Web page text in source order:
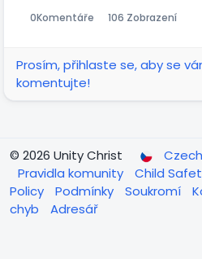
0Komentáře 106 Zobrazení
Prosím, přihlaste se, aby se
komentujte!
© 2026 Unity Christ
Czech
Pravidla komunity
Child
Policy
Podmínky Soukromí
chyb
Adresář